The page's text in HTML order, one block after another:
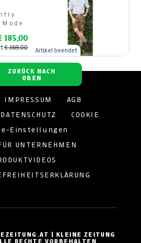
185,00
€ 369,00 Artikel beendet
ZURÜCK NACH
OBEN
| KLEINE ZEITUNG
RECHTE VORBEHALTEN
IMPRESSUM AGB
DATENSCHUTZ COOKIE
Einstellungen
UNTERNEHMEN